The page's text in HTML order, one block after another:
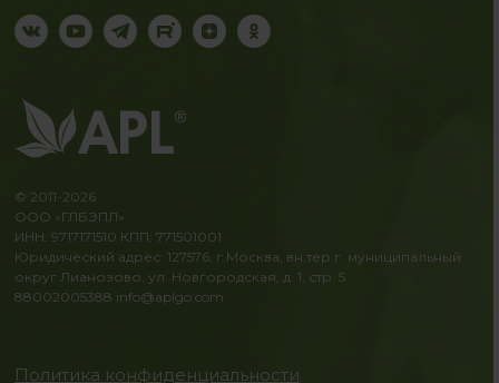
© 2011-2026
ООО «ГЛБЭПЛ»
ИНН: 9717171510 КПП: 771501001
Юридический адрес: 127576, г.Москва, вн.тер.г. муниципальный
округ Лианозово, ул. Новгородская, д. 1, стр. 5
88002005388 info@aplgo.com
Политика конфиденциальности